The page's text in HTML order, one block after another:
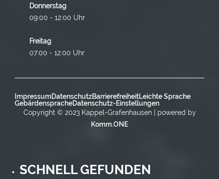
Donnerstag
09:00 - 12:00 Uhr
Freitag
07:00 - 12:00 Uhr
ImpressumDatenschutzBarrierefreiheitLeichte Sprache
GebärdenspracheDatenschutz-Einstellungen
Copyright © 2023 Kappel-Grafenhausen | powered by
Komm.ONE
SCHNELL GEFUNDEN